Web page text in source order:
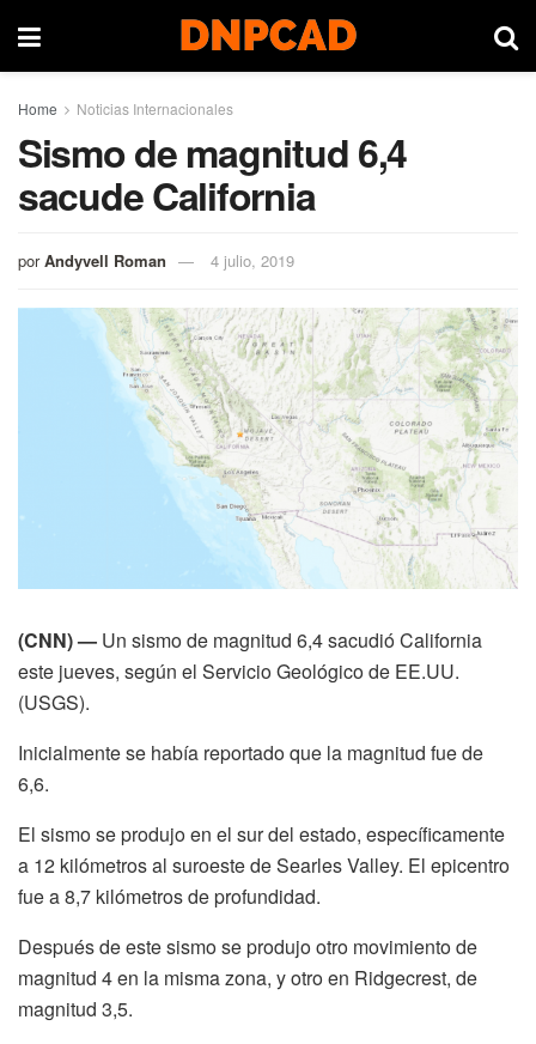
Home Noticias Internacionales
Sismo de magnitud 6,4
sacude California
por Andyvell Roman 4 julio, 2019
(CNN) — Un sismo de magnitud 6,4 sacudió California
este jueves, según el Servicio Geológico de EE.UU.
(USGS).
Inicialmente se había reportado que la magnitud fue de
6,6.
El sismo se produjo en el sur del estado, específicamente
a 12 kilómetros al suroeste de Searles Valley. El epicentro
fue a 8,7 kilómetros de profundidad.
Después de este sismo se produjo otro movimiento de
magnitud 4 en la misma zona, y otro en Ridgecrest, de
magnitud 3,5.